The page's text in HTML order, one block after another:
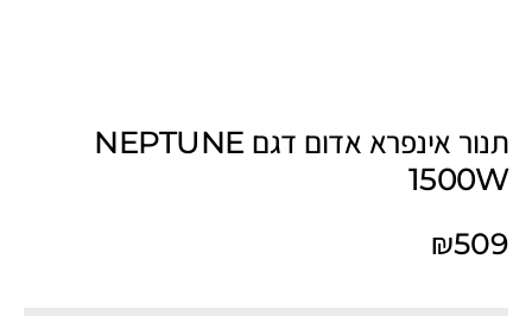
תנור אינפרא אדום דגם NEPTUNE
1500W
₪509